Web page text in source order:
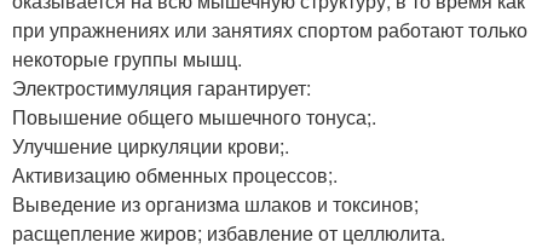
при упражнениях или занятиях спортом работают только
некоторые группы мышц.
Электростимуляция гарантирует:
Повышение общего мышечного тонуса;.
Улучшение циркуляции крови;.
Активизацию обменных процессов;.
Выведение из организма шлаков и токсинов;
расщепление жиров; избавление от целлюлита.